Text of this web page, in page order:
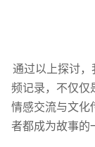
通过以上探讨，
频记录，不仅仅
情感交流与文化
者都成为故事的